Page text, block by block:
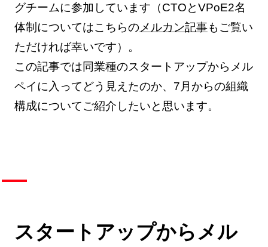
グチームに参加しています（CTOとVPoE2名
体制についてはこちらのメルカン記事もご覧い
ただければ幸いです）。
この記事では同業種のスタートアップからメル
ペイに入ってどう見えたのか、7月からの組織
構成についてご紹介したいと思います。
スタートアップからメル